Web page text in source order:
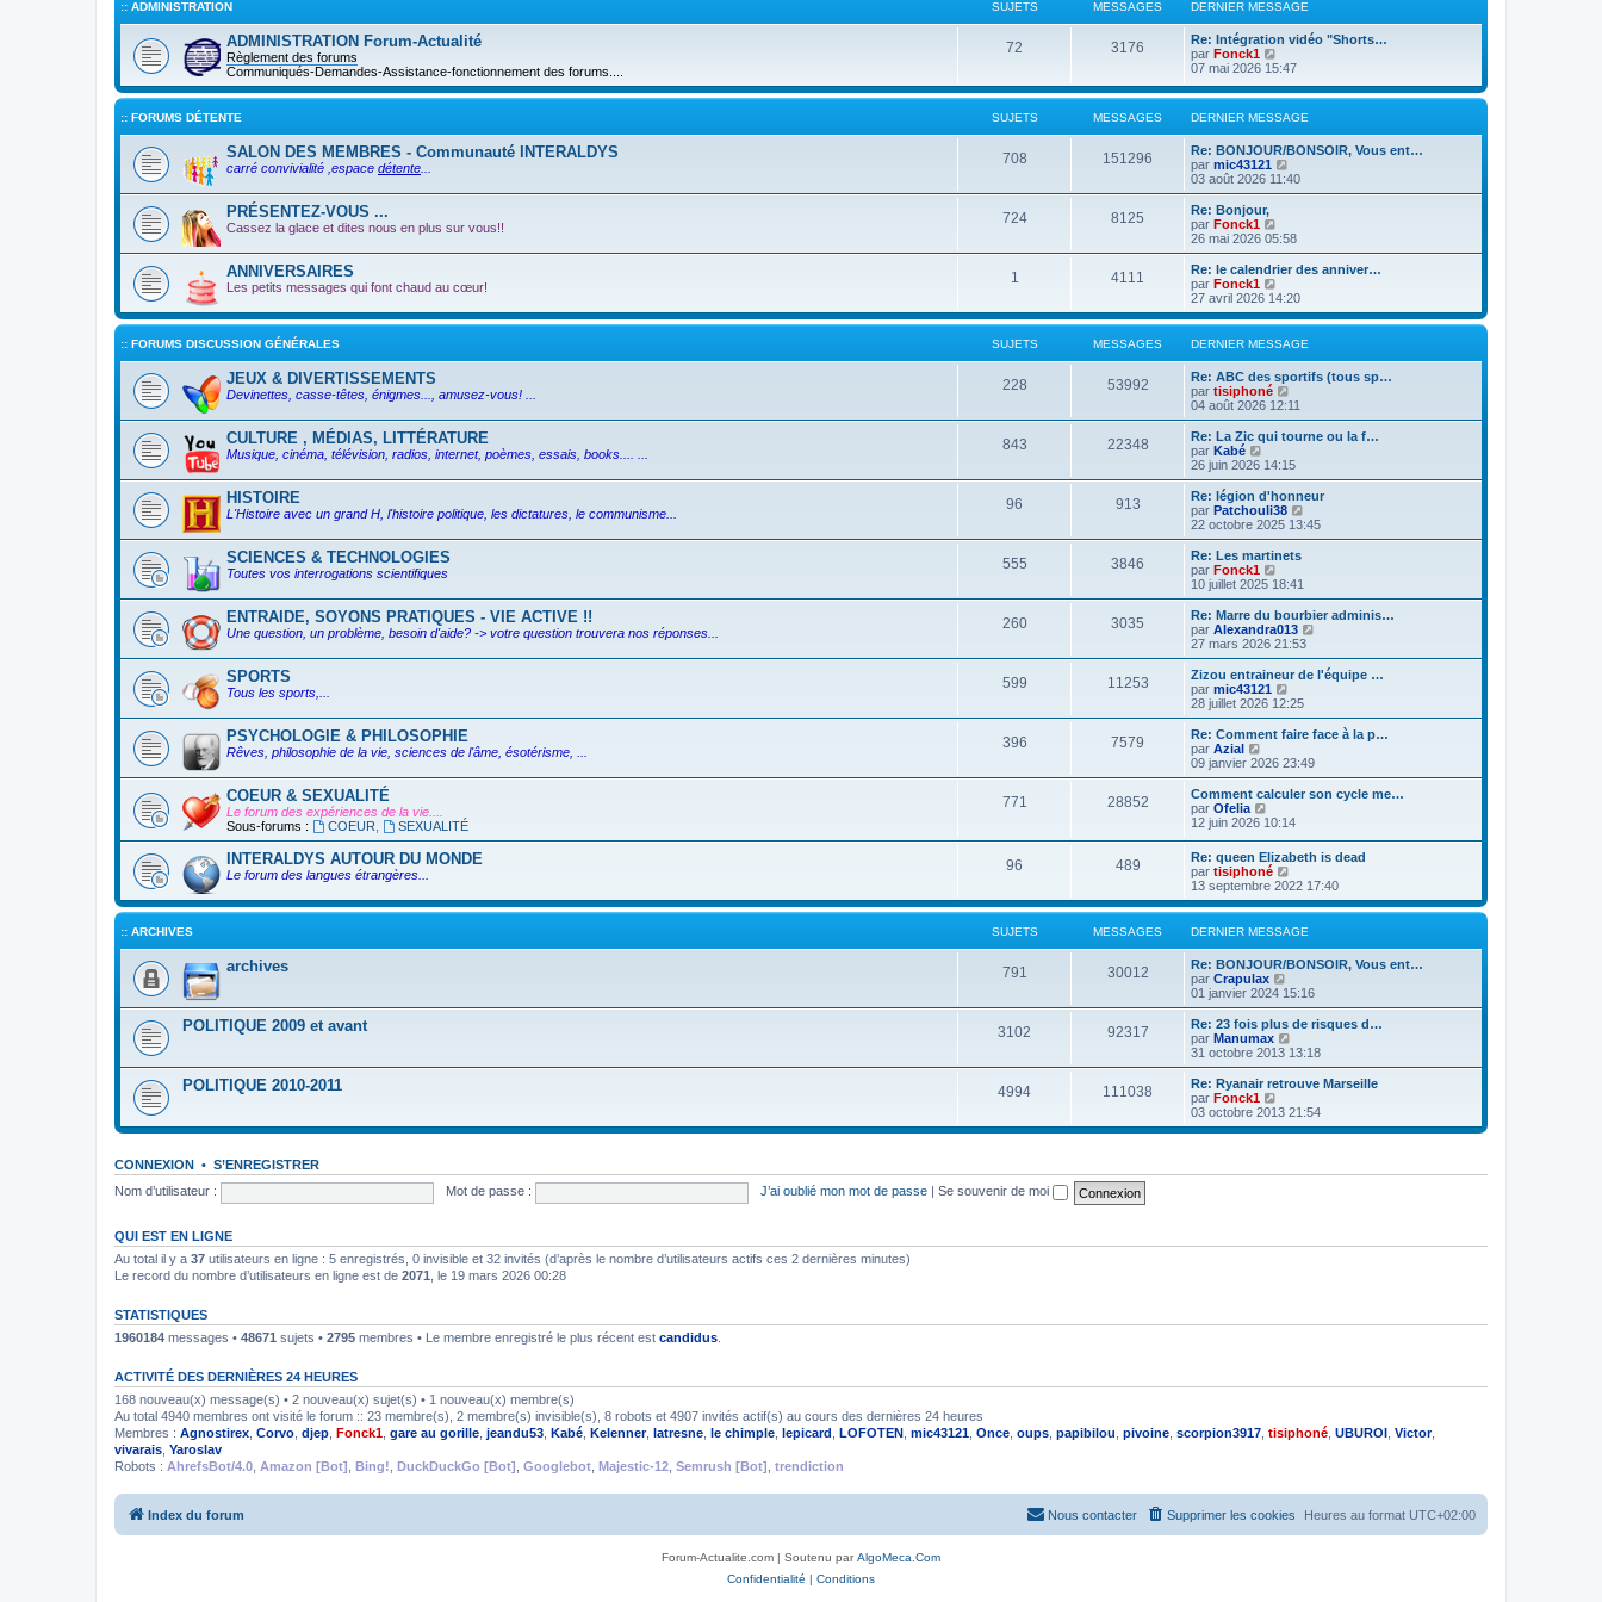
n
i
e
m
e
s
s
g
e
e
r
n
i
e
r
e
s
s
a
e
:: ADMINISTRATION SUJETS MESSAGES DERNIER MESSAGE
ADMINISTRATION Forum-Actualité
Règlement des forums
Communiqués-Demandes-Assistance-fonctionnement des forums....
72 3176
Re: Intégration vidéo "Shorts…
par Fonck1
o
r
e
d
e
r
n
i
m
e
s
a
g
e
07 mai 2026 15:47
:: FORUMS DÉTENTE SUJETS MESSAGES DERNIER MESSAGE
SALON DES MEMBRES - Communauté INTERALDYS
carré convivialité ,espace détente
708 151296
Re: BONJOUR/BONSOIR, Vous ent…
par mic43121
o
i
e
r
n
i
e
m
e
s
a
g
e
03 août 2026 11:40
PRÉSENTEZ-VOUS ...
Cassez la glace et dites nous en plus sur vous!!
724 8125
Re: Bonjour,
par Fonck1
o
i
r
e
e
r
n
i
e
r
m
e
s
a
g
e
26 mai 2026 05:58
ANNIVERSAIRES
Les petits messages qui font chaud au cœur!
1 4111
Re: le calendrier des anniver…
par Fonck1
o
i
r
l
e
r
n
i
e
m
e
s
s
a
g
e
27 avril 2026 14:20
:: FORUMS DISCUSSION GÉNÉRALES SUJETS MESSAGES DERNIER MESSAGE
JEUX & DIVERTISSEMENTS
Devinettes, casse-têtes, énigmes..., amusez-vous! ...
228 53992
Re: ABC des sportifs (tous sp…
par tisiphoné
o
i
r
e
r
n
i
r
e
s
s
a
g
e
04 août 2026 12:11
CULTURE , MÉDIAS, LITTÉRATURE
Musique, cinéma, télévision, radios, internet, poèmes, essais, books.... ...
843 22348
Re: La Zic qui tourne ou la f…
par Kabé
o
i
r
l
e
e
r
n
i
r
m
e
s
s
a
g
e
26 juin 2026 14:15
HISTOIRE
L'Histoire avec un grand H, l'histoire politique, les dictatures, le communisme...
96 913
Re: légion d'honneur
par Patchouli38
o
i
e
r
n
i
r
s
s
g
e
22 octobre 2025 13:45
SCIENCES & TECHNOLOGIES
Toutes vos interrogations scientifiques
555 3846
Re: Les martinets
par Fonck1
o
i
r
l
e
r
n
i
r
e
s
s
g
e
10 juillet 2025 18:41
ENTRAIDE, SOYONS PRATIQUES - VIE ACTIVE !!
Une question, un problème, besoin d'aide? -> votre question trouvera nos réponses...
260 3035
Re: Marre du bourbier adminis…
par Alexandra013
i
r
e
r
r
s
s
g
e
27 mars 2026 21:53
SPORTS
Tous les sports,...
599 11253
Zizou entraineur de l'équipe …
par mic43121
o
i
r
e
e
r
n
e
r
e
s
s
a
e
28 juillet 2026 12:25
PSYCHOLOGIE & PHILOSOPHIE
Rêves, philosophie de la vie, sciences de l'âme, ésotérisme, ...
396 7579
Re: Comment faire face à la p…
par Azial
o
i
r
l
e
r
n
i
e
r
m
e
s
s
a
g
e
09 janvier 2026 23:49
COEUR & SEXUALITÉ
Le forum des expériences de la vie....
Sous-forums :
COEUR SEXUALITÉ
771 28852
Comment calculer son cycle me…
par Ofelia
o
r
l
e
d
e
n
i
e
r
m
e
s
s
a
g
e
12 juin 2026 10:14
INTERALDYS AUTOUR DU MONDE
Le forum des langues étrangères...
96 489
Re: queen Elizabeth is dead
par tisiphoné
o
i
r
l
e
n
i
e
m
e
s
a
g
13 septembre 2022 17:40
:: ARCHIVES SUJETS MESSAGES DERNIER MESSAGE
archives 791 30012
Re: BONJOUR/BONSOIR, Vous ent…
par Crapulax
o
i
r
l
e
r
n
i
e
e
e
01 janvier 2024 15:16
POLITIQUE 2009 et avant 3102 92317
Re: 23 fois plus de risques d…
par Manumax
o
i
r
e
e
i
s
31 octobre 2013 13:18
POLITIQUE 2010-2011 4994 111038
Re: Ryanair retrouve Marseille
par Fonck1
o
i
s
03 octobre 2013 21:54
CONNEXION • S’ENREGISTRER
Nom d’utilisateur :
Mot de passe : J’ai oublié mon mot de passe Se souvenir de moi
QUI EST EN LIGNE
Au total il y a 37 utilisateurs en ligne : 5 enregistrés, 0 invisible et 32 invités (d’après le nombre d’utilisateurs actifs ces 2 dernières minutes)
Le record du nombre d’utilisateurs en ligne est de 2071 , le 19 mars 2026 00:28
STATISTIQUES
1960184 messages • 48671 sujets • 2795 membres • Le membre enregistré le plus récent est candidus
ACTIVITÉ DES DERNIÈRES 24 HEURES
168 nouveau(x) message(s) • 2 nouveau(x) sujet(s) • 1 nouveau(x) membre(s)
Au total 4940 membres ont visité le forum :: 23 membre(s), 2 membre(s) invisible(s), 8 robots et 4907 invités actif(s) au cours des dernières 24 heures
Membres : Agnostirex Corvo djep Fonck1 gare au gorille jeandu53 Kabé Kelenner, latresne le chimple lepicard LOFOTEN mic43121 Once oups papibilou pivoine scorpion3917 tisiphoné UBUROI Victor,
vivarais Yaroslav
Robots : AhrefsBot/4.0 Amazon [Bot] Bing! DuckDuckGo [Bot] Googlebot Majestic-12 Semrush [Bot] trendiction
Index du forum Heures au format UTC+02:00
Supprimer les cookies
Nous contacter
Forum-Actualite.com | Soutenu parAlgoMeca.Com
Confidentialité | Conditions